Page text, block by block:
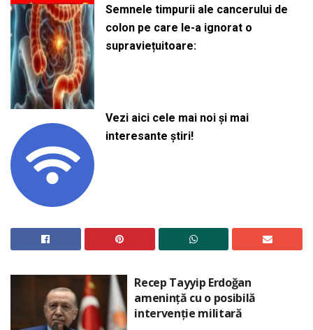
Semnele timpurii ale cancerului de
colon pe care le-a ignorat o
supraviețuitoare:
Vezi aici cele mai noi și mai
interesante știri!
Recep Tayyip Erdoğan
amenință cu o posibilă
intervenție militară